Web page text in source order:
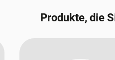
Produkte, die